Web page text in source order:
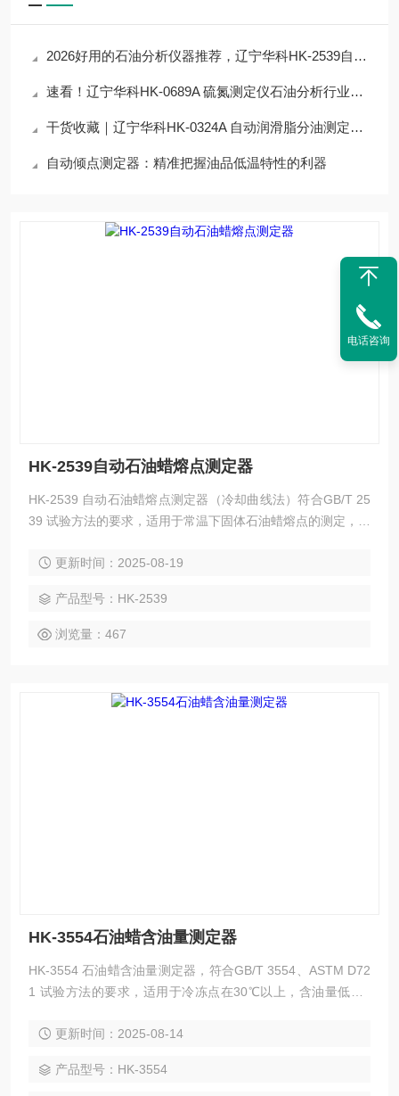
2026好用的石油分析仪器推荐，辽宁华科HK-2539自动石油蜡熔点测定器
速看！辽宁华科HK-0689A 硫氮测定仪石油分析行业实测，30秒看完核心优势
干货收藏｜辽宁华科HK-0324A 自动润滑脂分油测定器仪器核心技术原理拆解
自动倾点测定器：精准把握油品低温特性的利器
HK-2539自动石油蜡熔点测定器
HK-2539 自动石油蜡熔点测定器（冷却曲线法）符合GB/T 25
39 试验方法的要求，适用于常温下固体石油蜡熔点的测定，不
的混合物熔点的测定。
更新时间：2025-08-19
产品型号：HK-2539
浏览量：467
HK-3554石油蜡含油量测定器
HK-3554 石油蜡含油量测定器，符合GB/T 3554、ASTM D72
1 试验方法的要求，适用于冷冻点在30℃以上，含油量低于1
更新时间：2025-08-14
产品型号：HK-3554
电话咨询